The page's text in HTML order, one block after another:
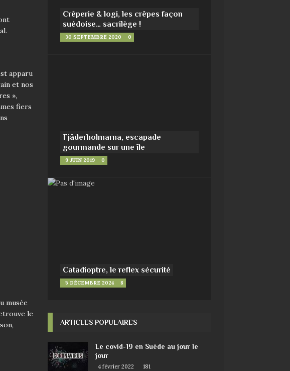
apparu
et nos
»,
fiers
musée
le
Crêperie & logi, les crêpes façon
suédoise… sacrilège !
30 SEPTEMBRE 2020 0
Fjäderholmarna, escapade
gourmande sur une île
9 JUIN 2019 0
Catadioptre, le reflex sécurité
5 DÉCEMBRE 2024 8
ARTICLES POPULAIRES
Le covid-19 en Suède au jour le
jour
4 février 2022 181